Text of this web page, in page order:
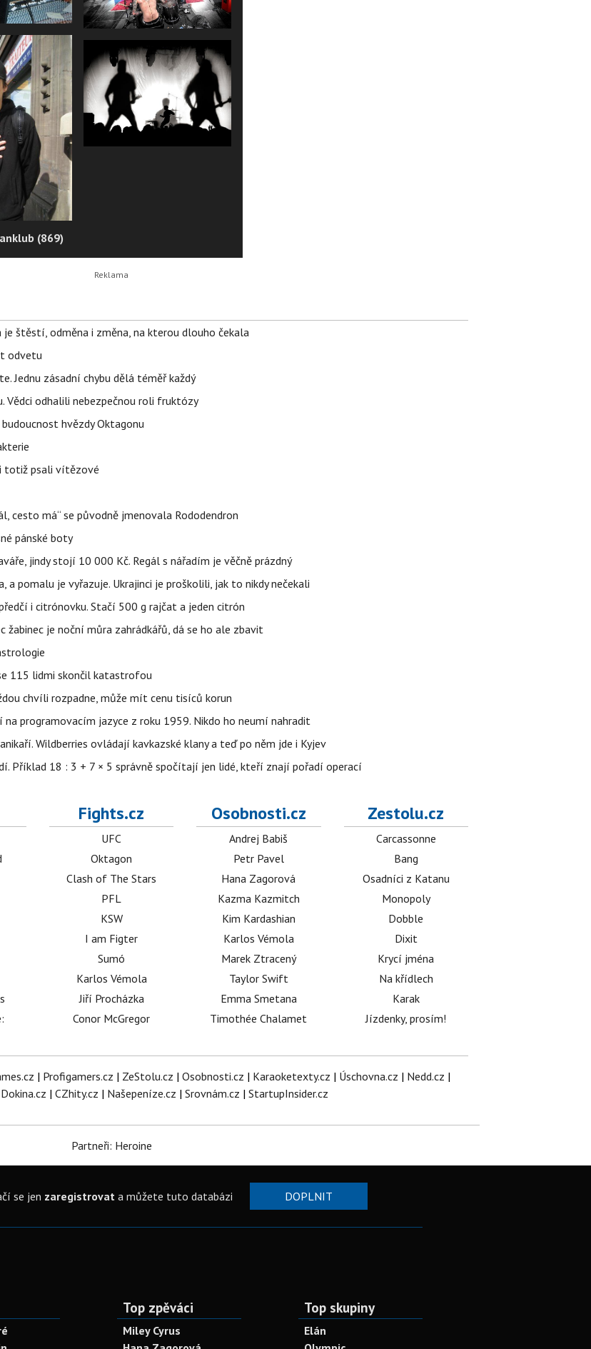
(869)
štěstí, odměna i změna, na kterou dlouho čekala
odvetu
Jednu zásadní chybu dělá téměř každý
Vědci odhalili nebezpečnou roli fruktózy
hvězdy Oktagonu
totiž psali vítězové
cesto má“ se původně jmenovala Rododendron
pánské boty
jindy stojí 10 000 Kč. Regál s nářadím je věčně prázdný
pomalu je vyřazuje. Ukrajinci je proškolili, jak to nikdy nečekali
i citrónovku. Stačí 500 g rajčat a jeden citrón
žabinec je noční můra zahrádkářů, dá se ho ale zbavit
115 lidmi skončil katastrofou
chvíli rozpadne, může mít cenu tisíců korun
programovacím jazyce z roku 1959. Nikdo ho neumí nahradit
Wildberries ovládají kavkazské klany a teď po něm jde i Kyjev
Příklad 18 : 3 + 7 × 5 správně spočítají jen lidé, kteří znají pořadí operací
Fights.cz
UFC
Oktagon
Clash of The Stars
PFL
KSW
I am Figter
Sumó
Karlos Vémola
Jiří Procházka
Conor McGregor
Osobnosti.cz
Andrej Babiš
Petr Pavel
Hana Zagorová
Kazma Kazmitch
Kim Kardashian
Karlos Vémola
Marek Ztracený
Taylor Swift
Emma Smetana
Timothée Chalamet
Zestolu.cz
Carcassonne
Bang
Osadníci z Katanu
Monopoly
Dobble
Dixit
Krycí jména
Na křídlech
Karak
Jízdenky, prosím!
| Profigamers.cz | ZeStolu.cz | Osobnosti.cz | Karaoketexty.cz | Úschovna.cz | Nedd.cz |
Dokina.cz | CZhity.cz | Našepeníze.cz | Srovnám.cz | StartupInsider.cz
Partneři: Heroine
se jen zaregistrovata můžete tuto databázi DOPLNIT
Top zpěváci
Miley Cyrus
Top skupiny
Elán